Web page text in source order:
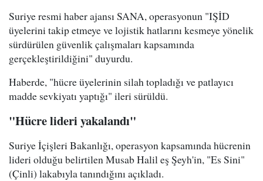
Suriye resmi haber ajansı SANA, operasyonun "IŞİD
üyelerini takip etmeye ve lojistik hatlarını kesmeye yönelik
sürdürülen güvenlik çalışmaları kapsamında
gerçekleştirildiğini" duyurdu.
Haberde, "hücre üyelerinin silah topladığı ve patlayıcı
madde sevkiyatı yaptığı" ileri sürüldü.
"Hücre lideri yakalandı"
Suriye İçişleri Bakanlığı, operasyon kapsamında hücrenin
lideri olduğu belirtilen Musab Halil eş Şeyh'in, "Es Sini"
(Çinli) lakabıyla tanındığını açıkladı.